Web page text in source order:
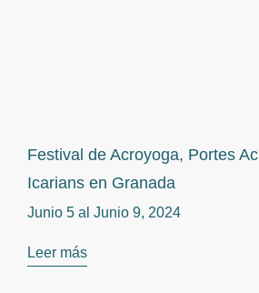
Festival de Acroyoga, Portes
Icarians en Granada
Junio 5 al Junio 9, 2024
Leer más